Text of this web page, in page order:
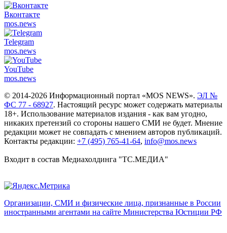
Вконтакте
mos.news
Telegram
mos.news
YouTube
mos.news
© 2014-2026 Информационный портал «MOS NEWS». ЭЛ №
ФС 77 - 68927. Настоящий ресурс может содержать материалы
18+. Использование материалов издания - как вам угодно,
никаких претензий со стороны нашего СМИ не будет. Мнение
редакции может не совпадать с мнением авторов публикаций.
Контакты редакции: +7 (495) 765-41-64, info@mos.news
Входит в состав Медиахолдинга "ТС.МЕДИА"
Организации, СМИ и физические лица, признанные в России
иностранными агентами на сайте Министерства Юстиции РФ